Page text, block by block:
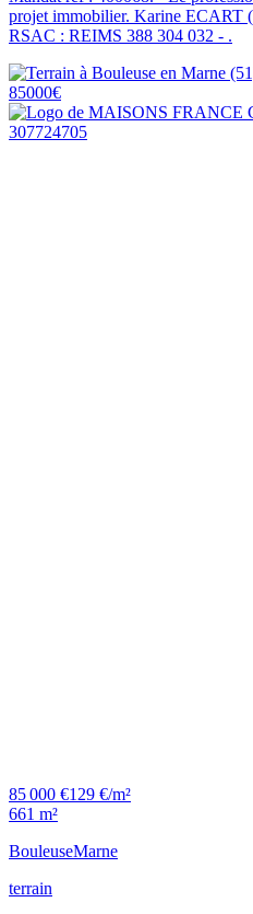
projet immobilier. Karine ECART
RSAC : REIMS 388 304 032 - .
85 000 €129 €/m²
661 m²
BouleuseMarne
terrain